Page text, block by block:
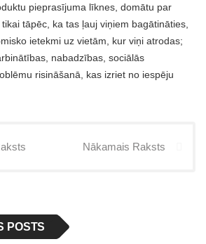
pieprasījuma līknes, domātu par
tāpēc, ka tas ļauj viņiem bagātināties,
ietekmi uz vietām, kur viņi atrodas;
nabadzības, sociālās
risināšanā, kas izriet no iespēju
Nākamais Raksts
POSTS